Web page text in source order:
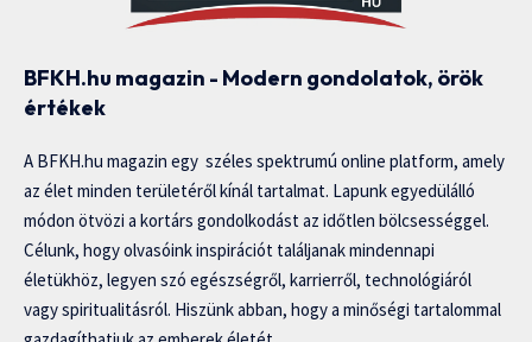
BFKH.hu magazin - Modern gondolatok, örök
értékek
A BFKH.hu magazin egy széles spektrumú online platform, amely
az élet minden területéről kínál tartalmat. Lapunk egyedülálló
módon ötvözi a kortárs gondolkodást az időtlen bölcsességgel.
Célunk, hogy olvasóink inspirációt találjanak mindennapi
életükhöz, legyen szó egészségről, karrierről, technológiáról
vagy spiritualitásról. Hiszünk abban, hogy a minőségi tartalommal